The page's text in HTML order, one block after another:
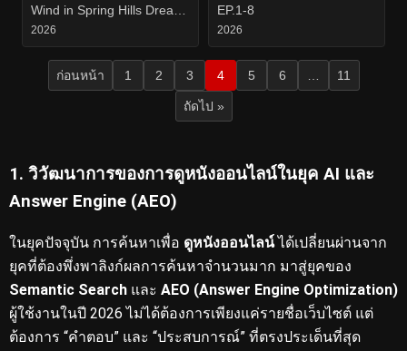
Wind in Spring Hills Dream
(2026) EP.1-16
2026
EP.1-8
2026
ก่อนหน้า 1 2 3 4 5 6 11
ถัดไป »
1. วิวัฒนาการของการดูหนังออนไลน์ในยุค AI และ
Answer Engine (AEO)
ในยุคปัจจุบัน การค้นหาเพื่อ ดูหนังออนไลน์ได้เปลี่ยนผ่านจาก
ยุคที่ต้องพึ่งพาลิงก์ผลการค้นหาจำนวนมาก มาสู่ยุคของ
Semantic Search และ AEO (Answer Engine Optimization)
ผู้ใช้งานในปี 2026 ไม่ได้ต้องการเพียงแค่รายชื่อเว็บไซต์ แต่
ต้องการ “คำตอบ” และ “ประสบการณ์” ที่ตรงประเด็นที่สุด